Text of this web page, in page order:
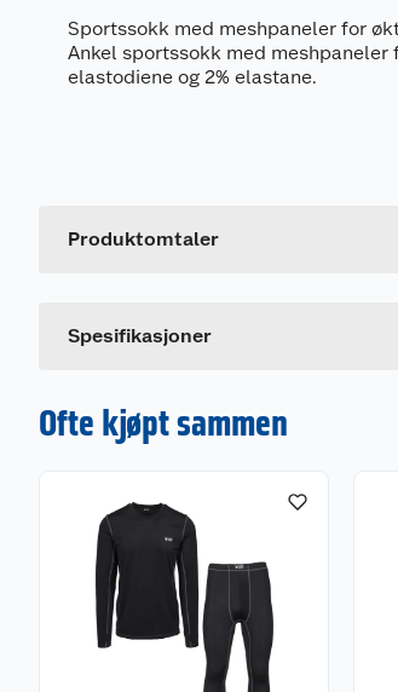
Sportssokk med meshpaneler for
Ankel sportssokk med meshpaneler
elastodiene og 2% elastane.
Produktomtaler
Spesifikasjoner
Leverandørens artikkelnummer
Ofte kjøpt sammen